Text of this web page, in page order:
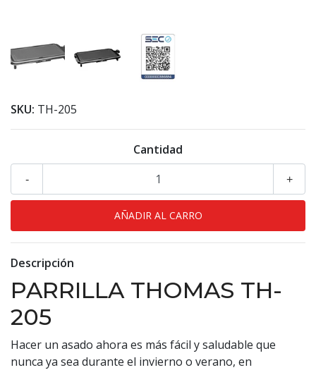
SKU: TH-205
Cantidad
+
-
Descripción
PARRILLA THOMAS TH-
205
Hacer un asado ahora es más fácil y saludable que
nunca ya sea durante el invierno o verano, en